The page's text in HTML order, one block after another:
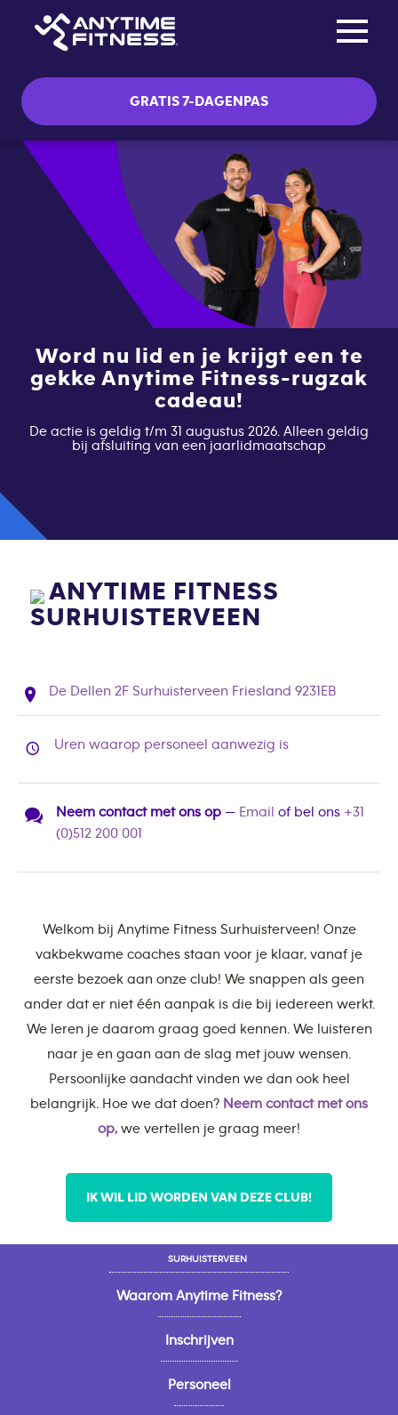
GRATIS 7-DAGENPAS
Word nu lid en je krijgt een te
gekke Anytime Fitness-rugzak
cadeau!
De actie is geldig t/m 31 augustus 2026. Alleen geldig
bij afsluiting van een jaarlidmaatschap
ANYTIME FITNESS
SURHUISTERVEEN
De Dellen 2F Surhuisterveen Friesland 9231EB
Uren waarop personeel aanwezig is
Neem contact met ons op — Email of bel ons +31
(0)512 200 001
Welkom bij Anytime Fitness Surhuisterveen! Onze
vakbekwame coaches staan voor je klaar, vanaf je
eerste bezoek aan onze club! We snappen als geen
ander dat er niet één aanpak is die bij iedereen werkt.
We leren je daarom graag goed kennen. We luisteren
naar je en gaan aan de slag met jouw wensen.
Persoonlijke aandacht vinden we dan ook heel
belangrijk. Hoe we dat doen? Neem contact met ons
op, we vertellen je graag meer!
IK WIL LID WORDEN VAN DEZE CLUB!
SURHUISTERVEEN
Waarom Anytime Fitness?
Inschrijven
Personeel